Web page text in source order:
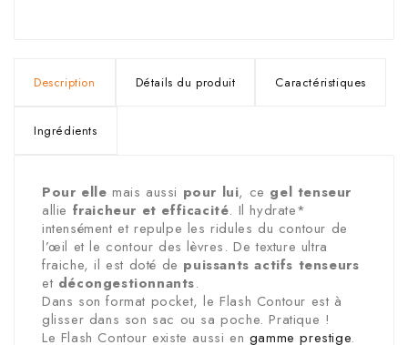
Description Détails du produit Caractéristiques
Ingrédients
Pour elle mais aussi pour lui, ce gel tenseur
allie fraicheur et efficacité. Il hydrate*
intensément et repulpe les ridules du contour de
l’œil et le contour des lèvres. De texture ultra
fraiche, il est doté de puissants actifs tenseurs
et décongestionnants.
Dans son format pocket, le Flash Contour est à
glisser dans son sac ou sa poche. Pratique !
Le Flash Contour existe aussi en gamme prestige.